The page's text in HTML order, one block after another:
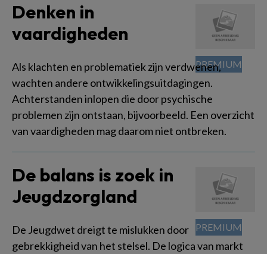
Denken in
vaardigheden
Als klachten en problematiek zijn verdwenen,
wachten andere ontwikkelingsuitdagingen.
Achterstanden inlopen die door psychische
problemen zijn ontstaan, bijvoorbeeld. Een overzicht
van vaardigheden mag daarom niet ontbreken.
De balans is zoek in
Jeugdzorgland
De Jeugdwet dreigt te mislukken door
gebrekkigheid van het stelsel. De logica van markt